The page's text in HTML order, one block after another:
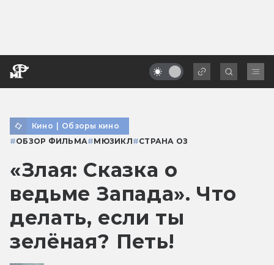
Кино | Обзоры кино
#ОБЗОР ФИЛЬМА#МЮЗИКЛ#СТРАНА ОЗ
«Злая: Сказка о
ведьме Запада». Что
делать, если ты
зелёная? Петь!